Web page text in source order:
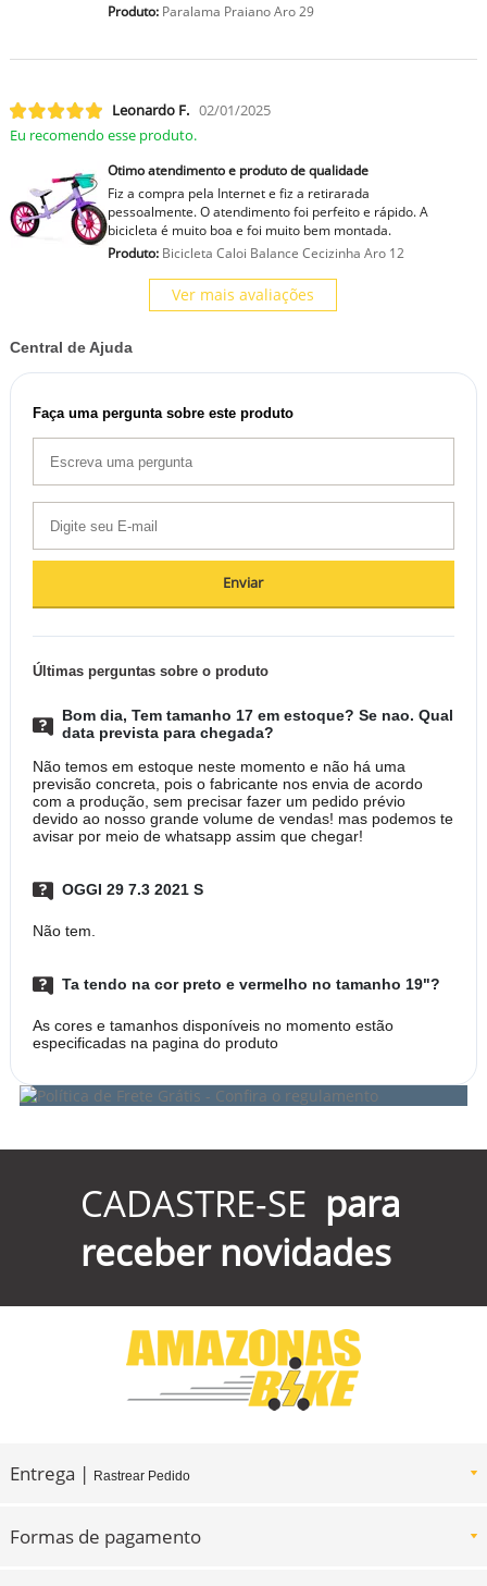
Produto:Paralama Praiano Aro 29
Leonardo F. 02/01/2025
Eu recomendo esse produto.
Otimo atendimento e produto de qualidade
Fiz a compra pela Internet e fiz a retirarada
pessoalmente. O atendimento foi perfeito e rápido. A
bicicleta é muito boa e foi muito bem montada.
Produto:Bicicleta Caloi Balance Cecizinha Aro 12
Ver mais avaliações
Central de Ajuda
Faça uma pergunta sobre este produto
Enviar
Últimas perguntas sobre o produto
Bom dia, Tem tamanho 17 em estoque? Se nao. Qual
data prevista para chegada?
Não temos em estoque neste momento e não há uma
previsão concreta, pois o fabricante nos envia de acordo
com a produção, sem precisar fazer um pedido prévio
devido ao nosso grande volume de vendas! mas podemos te
avisar por meio de whatsapp assim que chegar!
OGGI 29 7.3 2021 S
Não tem.
Ta tendo na cor preto e vermelho no tamanho 19"?
As cores e tamanhos disponíveis no momento estão
especificadas na pagina do produto
CADASTRE-SE para
receber novidades
Entrega | Rastrear Pedido
Formas de pagamento